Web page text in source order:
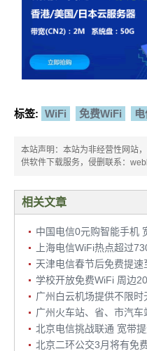
标签: WiFi 免费WiFi
本站声明：本站为非经营性网站
供软件下载服务，侵删联系：
相关文章
中国电信0元购智能手机
天津电信春节后免费提
学校开放免费WiFi 周边
广州白云机场提供不限时
广州火车站、省、市汽
北京电信挑战联通 宽带
北京二环公交3月将有免